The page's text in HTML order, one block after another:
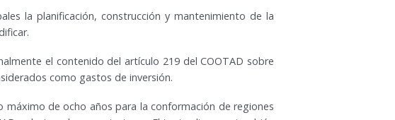
la planificación, construcción y mantenimiento de la
el contenido del artículo 219 del COOTAD sobre
como gastos de inversión.
máximo de ocho años para la conformación de regiones